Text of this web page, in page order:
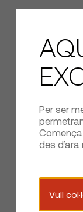
Per ser
des d’ara
Vull